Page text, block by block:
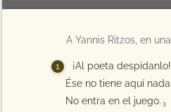
A Yannis Ritzos, en
¡Al poeta despídanlo!
Ése no tiene aquí
No entra en el juego. 3